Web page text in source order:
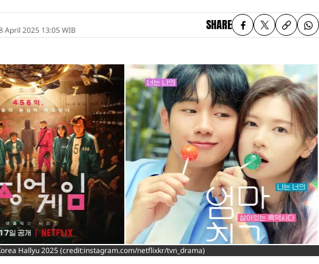
April 2025 13:05 WIB SHARE
Hallyu 2025 (credit:instagram.com/netflixkr/tvn_drama)